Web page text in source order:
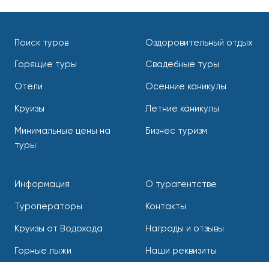
Поиск туров
Горящие туры
Отели
Круизы
Минимальные цены на
туры
Оздоровительный отдых
Свадебные туры
Осенние каникулы
Летние каникулы
Бизнес туризм
Информация
Туроператоры
Круизы от Водохода
Горные лыжи
О турагентстве
Контакты
Награды и отзывы
Наши реквизиты